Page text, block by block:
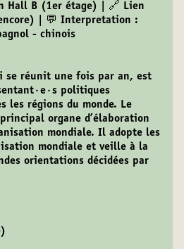
Hall B (1er étage) | 🔗 Lien
| 💬 Interpretation :
- chinois
se réunit une fois par an, est
politiques
les régions du monde. Le
organe d’élaboration
mondiale. Il adopte les
mondiale et veille à la
orientations décidées par